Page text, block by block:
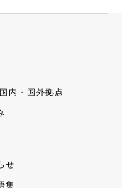
国内・国外拠点
せ
集